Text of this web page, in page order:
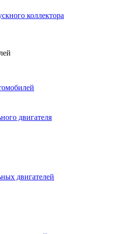
коллектора
двигателя
двигателей